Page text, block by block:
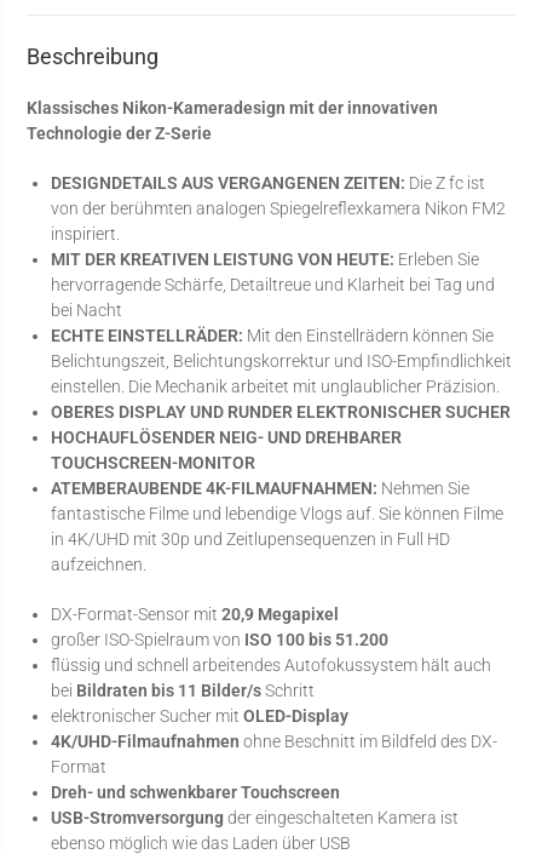
Beschreibung
Klassisches Nikon-Kameradesign mit der innovativen
Technologie der Z-Serie
DESIGNDETAILS AUS VERGANGENEN ZEITEN: Die Z fc ist
von der berühmten analogen Spiegelreflexkamera Nikon FM2
inspiriert.
MIT DER KREATIVEN LEISTUNG VON HEUTE: Erleben Sie
hervorragende Schärfe, Detailtreue und Klarheit bei Tag und
bei Nacht
ECHTE EINSTELLRÄDER: Mit den Einstellrädern können Sie
Belichtungszeit, Belichtungskorrektur und ISO-Empfindlichkeit
einstellen. Die Mechanik arbeitet mit unglaublicher Präzision.
OBERES DISPLAY UND RUNDER ELEKTRONISCHER SUCHER
HOCHAUFLÖSENDER NEIG- UND DREHBARER
TOUCHSCREEN-MONITOR
ATEMBERAUBENDE 4K-FILMAUFNAHMEN: Nehmen Sie
fantastische Filme und lebendige Vlogs auf. Sie können Filme
in 4K/UHD mit 30p und Zeitlupensequenzen in Full HD
aufzeichnen.
DX-Format-Sensor mit20,9 Megapixel
großer ISO-Spielraum von ISO 100 bis 51.200
flüssig und schnell arbeitendes Autofokussystem hält auch
bei Bildraten bis 11 Bilder/sSchritt
elektronischer Sucher mitOLED-Display
4K/UHD-Filmaufnahmen ohne Beschnitt im Bildfeld des DX-
Format
Dreh- und schwenkbarer Touchscreen
USB-Stromversorgungder eingeschalteten Kamera ist
ebenso möglich wie das Laden über USB